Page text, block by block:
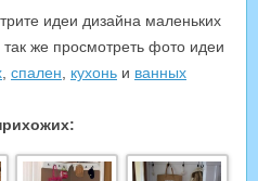
идеи дизайна маленьких
же просмотреть фото идеи
спален кухонь и ванных